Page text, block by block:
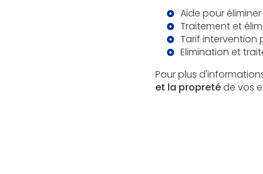
Aide pour
Traitement et
Tarif intervention
Elimination et
Pour plus
et la propretéde vos